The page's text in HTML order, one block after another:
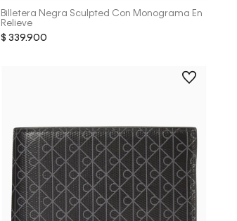
Billetera Negra Sculpted Con Monograma En
Relieve
$ 339.900